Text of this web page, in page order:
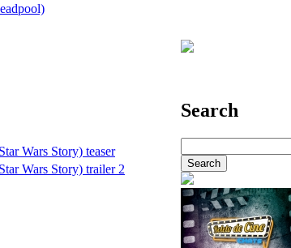
Wars Story) teaser
Wars Story) trailer 2
Search